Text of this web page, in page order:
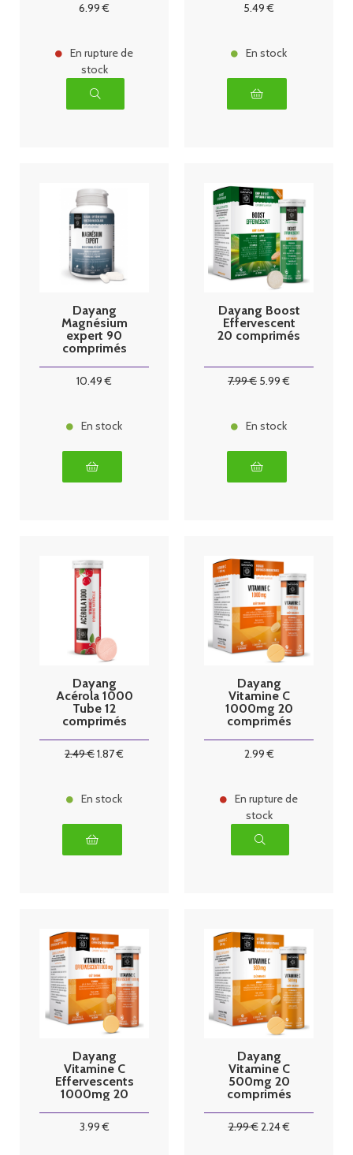
6.99 €
En rupture de
stock
5.49 €
En stock
Dayang
Magnésium
expert 90
comprimés
10.49 €
En stock
Dayang Boost
Effervescent
20 comprimés
7.99€ 5.99 €
En stock
Dayang
Acérola 1000
Tube 12
comprimés
2.49€1.87€
En stock
Dayang
Vitamine C
1000mg 20
comprimés
2.99€
En rupture de
stock
Dayang
Vitamine C
Effervescents
1000mg 20
3.99€
Dayang
Vitamine C
500mg 20
comprimés
2.99€2.24€